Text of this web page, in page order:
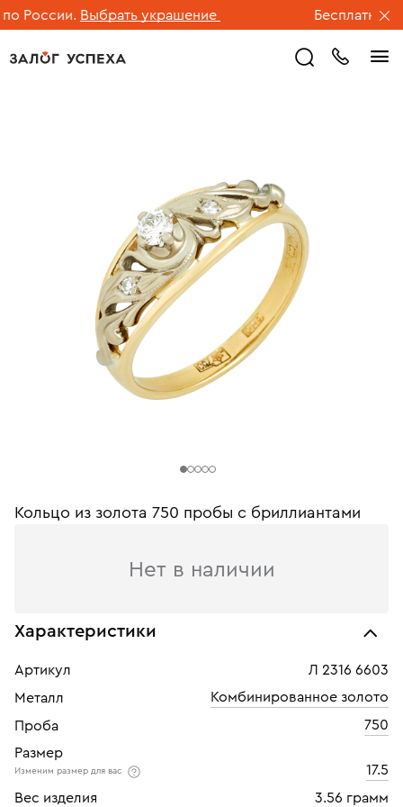
России. Выбрать украшение Бесплатная
Кольцо из золота 750 пробы с бриллиантами
Нет в наличии
Характеристики
Артикул
Л 2316 6603
Металл
Комбинированное золото
Проба
750
Размер
Изменим размер для вас
17.5
Вес изделия
3.56 грамм